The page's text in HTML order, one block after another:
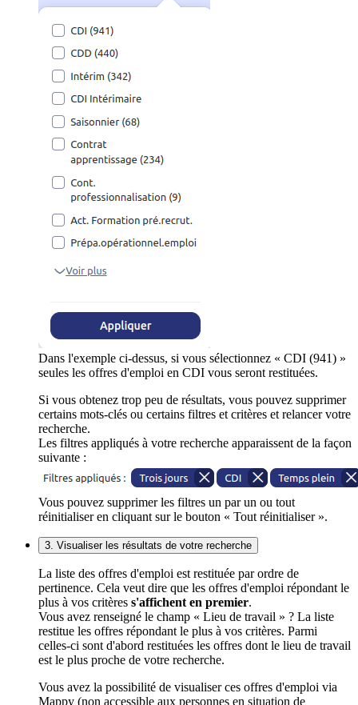
Dans l'exemple ci-dessus, si vous sélectionnez « CDI (941) »
seules les offres d'emploi en CDI vous seront restituées.
Si vous obtenez trop peu de résultats, vous pouvez supprimer
certains mots-clés ou certains filtres et critères et relancer votre
recherche.
Les filtres appliqués à votre recherche apparaissent de la façon
suivante :
Vous pouvez supprimer les filtres un par un ou tout
réinitialiser en cliquant sur le bouton « Tout réinitialiser ».
3. Visualiser les résultats de votre recherche
La liste des offres d'emploi est restituée par ordre de
pertinence. Cela veut dire que les offres d'emploi répondant le
plus à vos critères s'affichent en premier.
Vous avez renseigné le champ « Lieu de travail » ? La liste
restitue les offres répondant le plus à vos critères. Parmi
celles-ci sont d'abord restituées les offres dont le lieu de travail
est le plus proche de votre recherche.
Vous avez la possibilité de visualiser ces offres d'emploi via
Mappy (non accessible aux personnes en situation de